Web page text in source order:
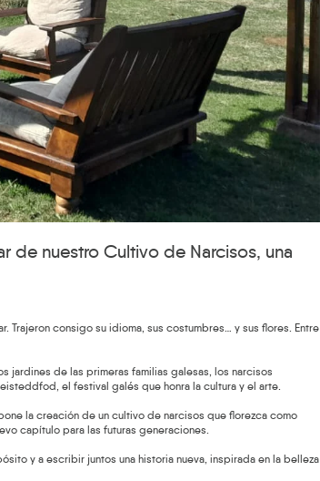
de nuestro Cultivo de Narcisos, una
Trajeron consigo su idioma, sus costumbres… y sus flores. Entre
jardines de las primeras familias galesas, los narcisos
el festival galés que honra la cultura y el arte.
la creación de un cultivo de narcisos que florezca como
capítulo para las futuras generaciones.
y a escribir juntos una historia nueva, inspirada en la belleza